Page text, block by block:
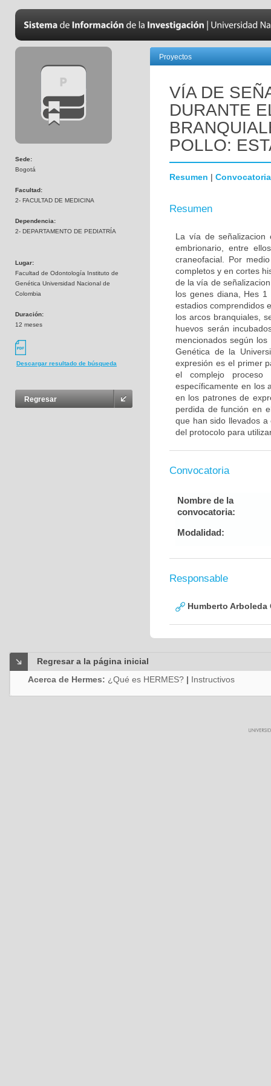
Sede:
Bogotá
Facultad:
2- FACULTAD DE MEDICINA
Dependencia:
2- DEPARTAMENTO DE PEDIATRÍA
Lugar:
Facultad de Odontología Instituto de
Genética Universidad Nacional de
Colombia
Duración:
12 meses
Descargar resultado de búsqueda
Regresar
Proyectos
VÍA DE
DURANTE
POLLO:
Resumen | Convocatoria
Resumen
La vía de señalizacion
embrionario, entre
craneofacial. Por
completos y en cortes
de la vía de
los genes diana, Hes
estadios comprendidos
los arcos branquiales,
huevos serán
mencionados según
Genética de la
expresión es el primer
el complejo proceso
específicamente en los
en los patrones de
perdida de función en
que han sido llevados
del protocolo para
Convocatoria
Nombre de la
convocatoria:
Modalidad:
Responsable
Humberto Arboleda
Regresar a la página inicial
Acerca de Hermes: ¿Qué es HERMES? | Instructivos